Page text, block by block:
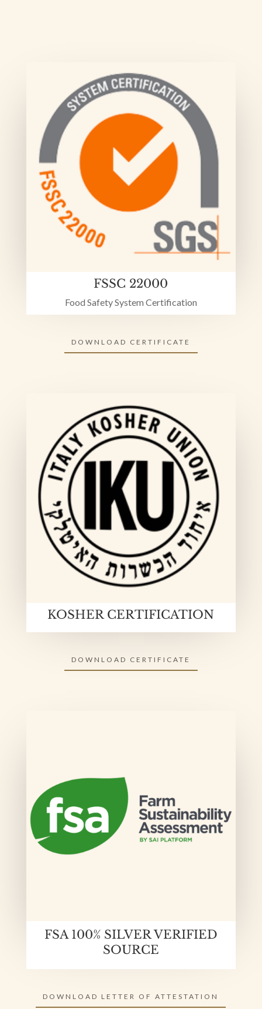
FSSC 22000
Food Safety System Certification
DOWNLOAD CERTIFICATE
KOSHER CERTIFICATION
DOWNLOAD CERTIFICATE
FSA 100% SILVER VERIFIED
SOURCE
DOWNLOAD LETTER OF ATTESTATION